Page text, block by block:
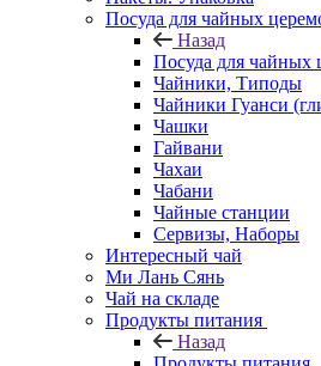
Посуда для чайных
Назад
Посуда для чайных
Чайники, Типоды
Чайники Гуанси
Чашки
Гайвани
Чахаи
Чабани
Чайные станции
Сервизы, Наборы
Интересный чай
Ми Лань Сянь
Чай на складе
Продукты питания
Назад